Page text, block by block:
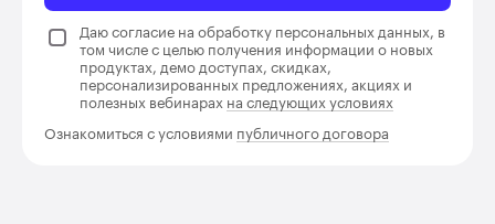
Даю согласие на обработку персональных данных, в
том числе с целью получения информации о новых
продуктах, демо доступах, скидках,
персонализированных предложениях, акциях и
полезных вебинарах на следующих условиях
Ознакомиться с условиями публичного договора